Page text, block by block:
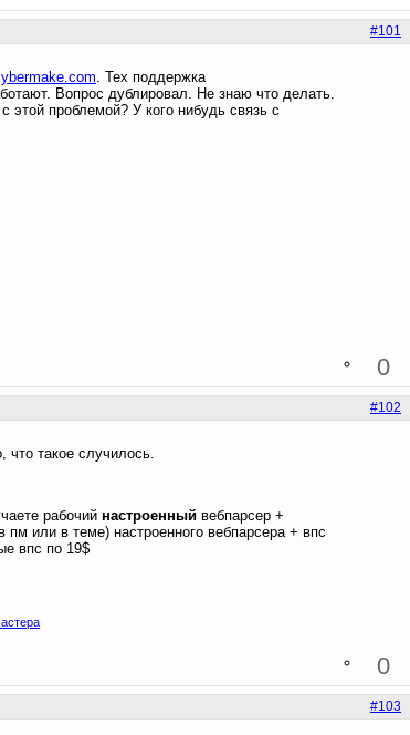
#101
. Тех поддержка
Вопрос дублировал. Не знаю что делать.
этой проблемой? У кого нибудь связь с
0
#102
такое случилось.
рабочий настроенный вебпарсер +
или в теме) настроенного вебпарсера + впс
впс по 19$
0
#103